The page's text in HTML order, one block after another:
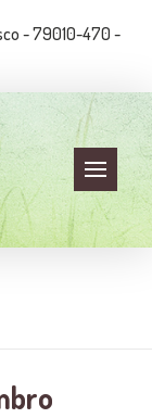
- 79010-470 -